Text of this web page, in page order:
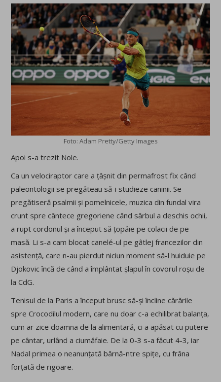
Foto: Adam Pretty/Getty Images
Apoi s-a trezit Nole.
Ca un velociraptor care a țâșnit din permafrost fix când
paleontologii se pregăteau să-i studieze caninii. Se
pregătiseră psalmii și pomelnicele, muzica din fundal vira
crunt spre cântece gregoriene când sârbul a deschis ochii,
a rupt cordonul și a început să țopăie pe colacii de pe
masă. Li s-a cam blocat canelé-ul pe gâtlej francezilor din
asistență, care n-au pierdut niciun moment să-l huiduie pe
Djokovic încă de când a împlântat șlapul în covorul roșu de
la CdG.
Tenisul de la Paris a început brusc să-și încline cărările
spre Crocodilul modern, care nu doar c-a echilibrat balanța,
cum ar zice doamna de la alimentară, ci a apăsat cu putere
pe cântar, urlând a ciumăfaie. De la 0-3 s-a făcut 4-3, iar
Nadal primea o neanunțată bârnă-ntre spițe, cu frâna
forțată de rigoare.